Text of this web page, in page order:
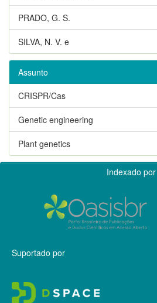
PRADO, G. S.
SILVA, N. V. e
Assunto
CRISPR/Cas
Genetic engineering
Plant genetics
Indexado por
Suportado por